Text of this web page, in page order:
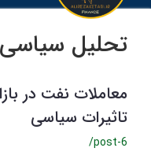
تحلیل سیاسی
معاملات نفت در
تاثیرات سیاسی
/post-6